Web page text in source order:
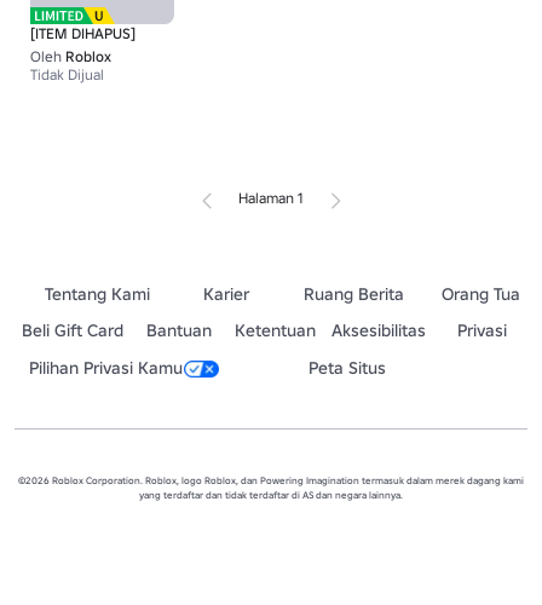
[ITEM DIHAPUS]
Oleh Roblox
Tidak Dijual
Halaman 1
Tentang Kami Karier Ruang Berita
Orang Tua
Beli Gift Card
Bantuan Ketentuan Aksesibilitas
Privasi
Pilihan Privasi Kamu
Peta Situs
©2026 Roblox Corporation. Roblox, logo Roblox, dan Powering Imagination termasuk dalam merek dagang kami
yang terdaftar dan tidak terdaftar di AS dan negara lainnya.